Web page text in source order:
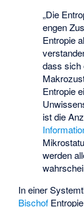
„Die
engen
Entropie
dass sich
Entropie
ist die
werden
In einer
Bischof